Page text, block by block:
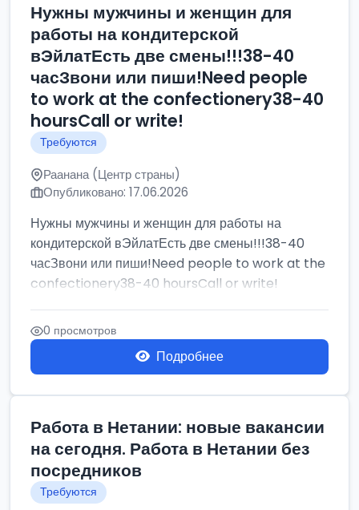
Нужны мужчины и женщин для
работы на кондитерской
вЭйлатЕсть две смены!!!38-40
часЗвони или пиши!Need people
to work at the confectionery38-40
hoursCall or write!
Требуются
Раанана (Центр страны)
Опубликовано: 17.06.2026
Нужны мужчины и женщин для работы на
кондитерской вЭйлатЕсть две смены!!!38-40
часЗвони или пиши!Need people to work at the
confectionery38-40 hoursCall or write!
0 просмотров
Подробнее
Работа в Нетании: новые вакансии
на сегодня. Работа в Нетании без
посредников
Требуются